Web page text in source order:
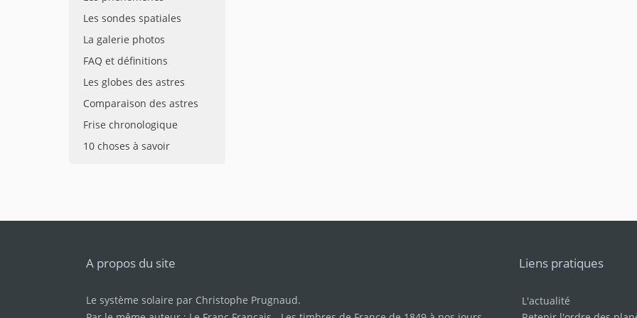
Les sondes spatiales
La galerie photos
FAQ et définitions
Les globes des astres
Comparaison des astres
Frise chronologique
10 choses à savoir
A propos du site
Le système solaire par Christophe Prugnaud.
Liens pratiques
L'actualité